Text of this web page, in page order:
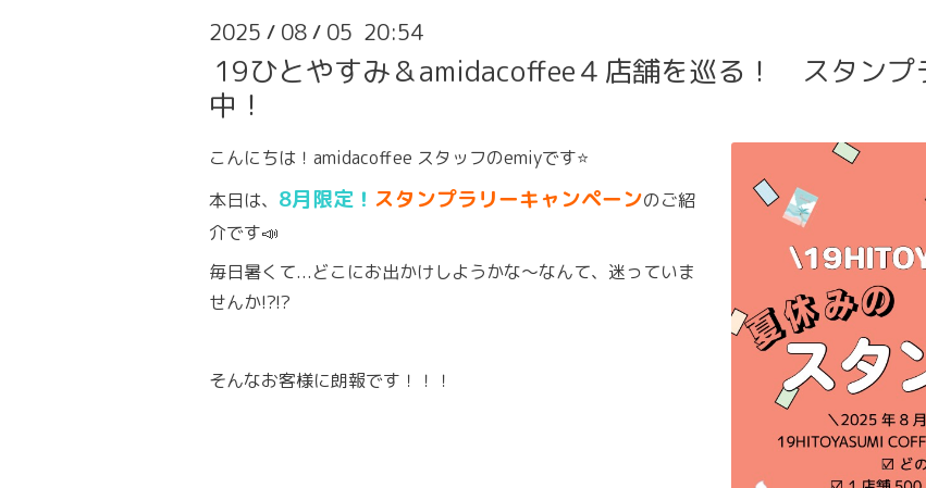
2025 / 08 / 05 20:54
19ひとやすみ＆amidacoffee４店舗を巡る！ スタンプ
中！
こんにちは！amidacoffee スタッフのemiyです⭐️
本日は、 8月限定！ スタンプラリーキャンペーンのご紹
介です📣
毎日暑くて...どこにお出かけしようかな〜なんて、迷っていま
せんか!?!?
そんなお客様に朗報です！！！